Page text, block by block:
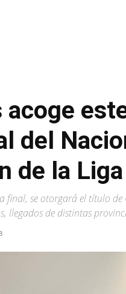
acoge
del
de la
final, se otorgará el título
llegados de distintas